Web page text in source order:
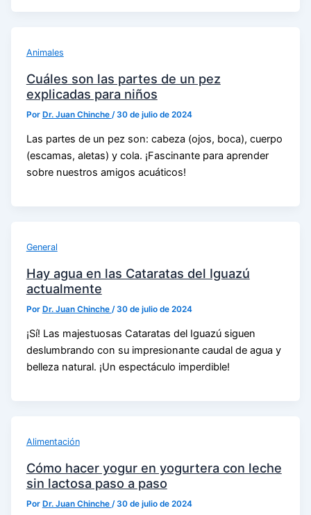
Animales
Cuáles son las partes de un pez
explicadas para niños
Por Dr. Juan Chinche /30 de julio de 2024
Las partes de un pez son: cabeza (ojos, boca), cuerpo
(escamas, aletas) y cola. ¡Fascinante para aprender
sobre nuestros amigos acuáticos!
General
Hay agua en las Cataratas del Iguazú
actualmente
Por Dr. Juan Chinche /30 de julio de 2024
¡Sí! Las majestuosas Cataratas del Iguazú siguen
deslumbrando con su impresionante caudal de agua y
belleza natural. ¡Un espectáculo imperdible!
Alimentación
Cómo hacer yogur en yogurtera con leche
sin lactosa paso a paso
Por Dr. Juan Chinche /30 de julio de 2024